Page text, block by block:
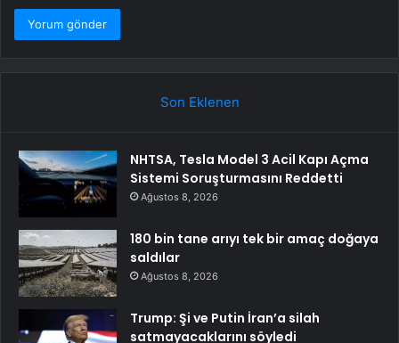
Son Eklenen
NHTSA, Tesla Model 3 Acil Kapı Açma
Sistemi Soruşturmasını Reddetti
Ağustos 8, 2026
180 bin tane arıyı tek bir amaç doğaya
saldılar
Ağustos 8, 2026
Trump: Şi ve Putin İran’a silah
satmayacaklarını söyledi